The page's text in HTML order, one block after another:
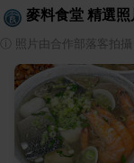
麥料食堂 精選照
照片由合作部落客拍